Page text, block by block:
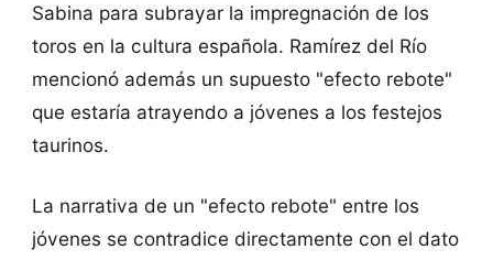
Sabina para subrayar la impregnación de los
toros en la cultura española. Ramírez del Río
mencionó además un supuesto "efecto rebote"
que estaría atrayendo a jóvenes a los festejos
taurinos.
La narrativa de un "efecto rebote" entre los
jóvenes se contradice directamente con el dato